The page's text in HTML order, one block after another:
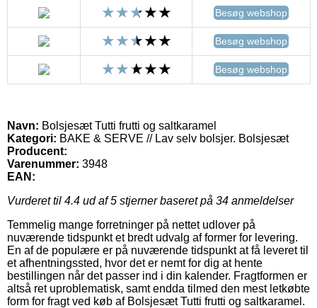
Besøg webshop
Besøg webshop
Besøg webshop
Navn: Bolsjesæt Tutti frutti og saltkaramel
Kategori: BAKE & SERVE // Lav selv bolsjer. Bolsjesæt
Producent:
Varenummer: 3948
EAN:
Vurderet til 4.4 ud af 5 stjerner baseret på 34 anmeldelser
Temmelig mange forretninger på nettet udlover på
nuværende tidspunkt et bredt udvalg af former for levering.
En af de populære er på nuværende tidspunkt at få leveret til
et afhentningssted, hvor det er nemt for dig at hente
bestillingen når det passer ind i din kalender. Fragtformen er
altså ret uproblematisk, samt endda tilmed den mest letkøbte
form for fragt ved køb af Bolsjesæt Tutti frutti og saltkaramel.